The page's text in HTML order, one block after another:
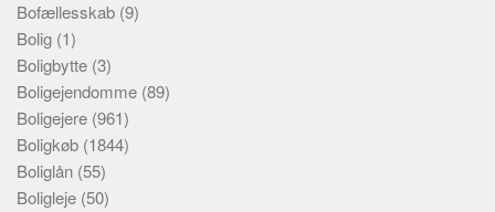
Bofællesskab (9)
Bolig (1)
Boligbytte (3)
Boligejendomme (89)
Boligejere (961)
Boligkøb (1844)
Boliglån (55)
Boligleje (50)